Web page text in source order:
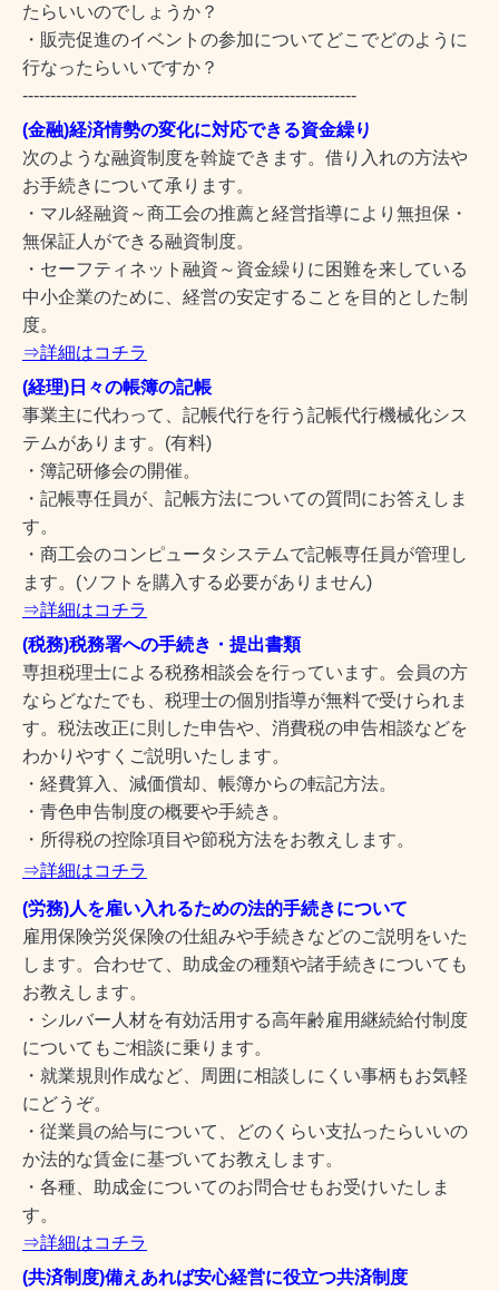
たらいいのでしょうか？
・販売促進のイベントの参加についてどこでどのように
行なったらいいですか？
------------------------------------------------------------
(金融)経済情勢の変化に対応できる資金繰り
次のような融資制度を斡旋できます。借り入れの方法や
お手続きについて承ります。
・マル経融資～商工会の推薦と経営指導により無担保・
無保証人ができる融資制度。
・ セーフティネット融資～ 資金繰りに困難を来している
中小企業のために、経営の安定することを目的とした制
度。
⇒詳細はコチラ
(経理)日々の帳簿の記帳
事業主に代わって、記帳代行を行う記帳代行機械化シス
テムがあります。(有料)
・簿記研修会の開催。
・記帳専任員が、記帳方法についての質問にお答えしま
す。
・商工会のコンピュータシステムで記帳専任員が管理し
ます。(ソフトを購入する必要がありません)
⇒詳細はコチラ
(税務)税務署への手続き・提出書類
専担税理士による税務相談会を行っています。会員の方
ならどなたでも、税理士の個別指導が無料で受けられま
す。税法改正に則した申告や、消費税の申告相談などを
わかりやすくご説明いたします。
・経費算入、減価償却、帳簿からの転記方法。
・青色申告制度の概要や手続き。
・所得税の控除項目や節税方法をお教えします。
⇒詳細はコチラ
(労務)人を雇い入れるための法的手続きについて
雇用保険労災保険の仕組みや手続きなどのご説明をいた
します。合わせて、助成金の種類や諸手続きについても
お教えします。
・シルバー人材を有効活用する高年齢雇用継続給付制度
についてもご相談に乗ります。
・就業規則作成など、周囲に相談しにくい事柄もお気軽
にどうぞ。
・従業員の給与について、どのくらい支払ったらいいの
か法的な賃金に基づいてお教えします。
・各種、助成金についてのお問合せもお受けいたしま
す。
⇒詳細はコチラ
(共済制度)備えあれば安心経営に役立つ共済制度